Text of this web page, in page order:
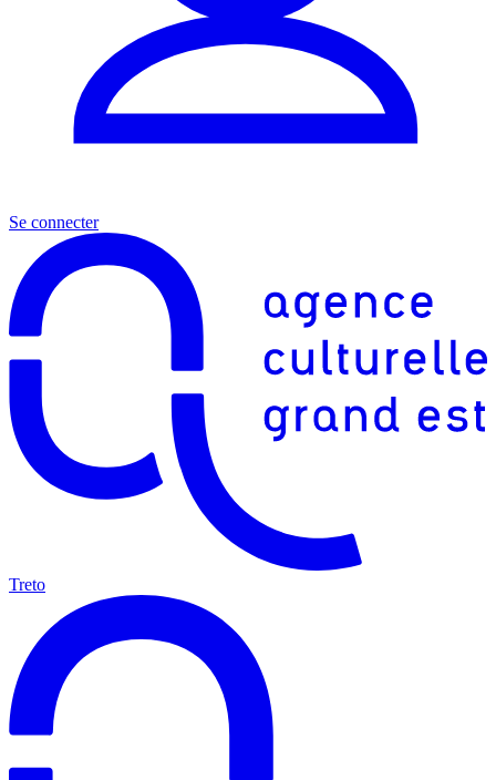
Se connecter
Treto